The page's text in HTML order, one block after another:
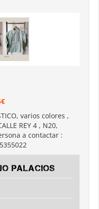
varios colores ,
REY 4 , N20,
a contactar :
palacios